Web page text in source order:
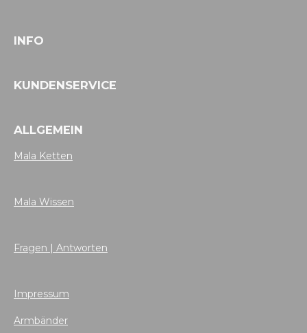
INFO
KUNDENSERVICE
ALLGEMEIN
Mala Ketten
Mala Wissen
Fragen | Antworten
Impressum
Armbänder